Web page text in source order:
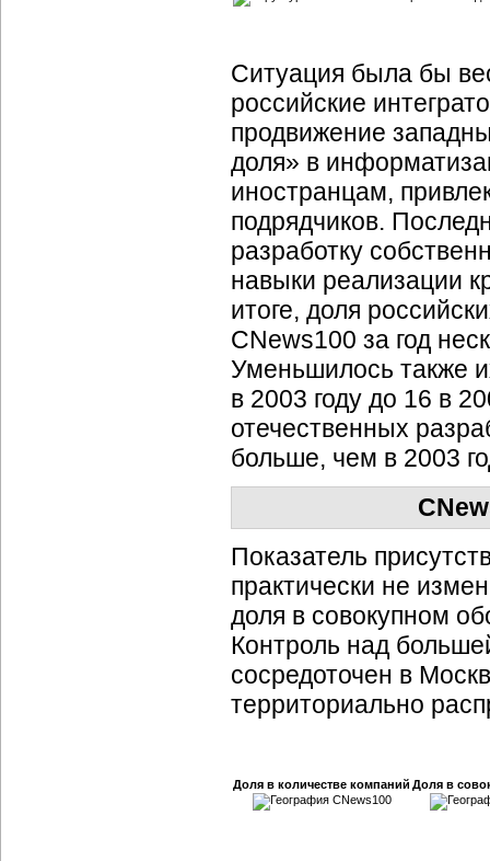
Ситуация была бы
российские
продвижение
доля» в
иностранцам,
подрядчиков.
разработку
навыки реализации
итоге, доля
CNews100 за год
Уменьшилось также
в 2003 году до 16 в
отечественных
больше, чем в 2003
Показатель
практически не
доля в совокупном
Контроль над
сосредоточен в
территориально
Доля в количестве компаний Доля в